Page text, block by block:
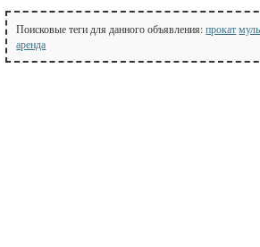
Поисковые теги для данного объявления:прокат
аренда